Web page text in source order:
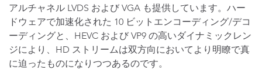
アルチャネル LVDS および VGA も提供しています。ハー
ドウェアで加速化された 10 ビットエンコーディング/デコ
ーディングと、HEVC および VP9 の高いダイナミックレン
ジにより、HD ストリームは双方向においてより明瞭で真
に迫ったものになりつつあるのです。